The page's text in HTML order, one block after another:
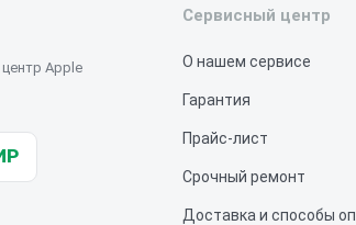
Apple
Сервисный центр
О нашем сервисе
Гарантия
Прайс-лист
Срочный ремонт
Доставка и способы